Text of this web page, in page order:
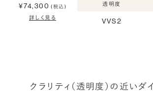
¥74,300 (税込)
詳しく見る
透明度
VVS2
クラリティ（透明度）の近いダ